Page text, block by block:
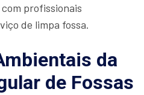
profissionais
de limpa fossa.
da
de Fossas